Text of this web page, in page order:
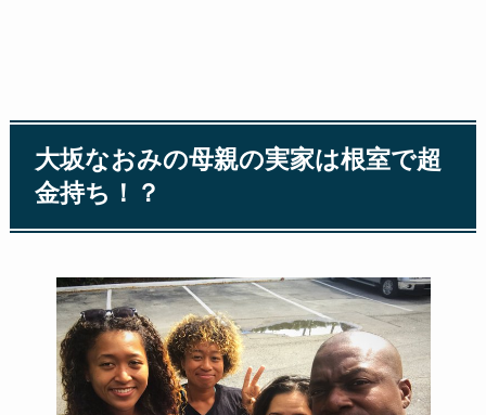
大坂なおみの母親の実家は根室で超
金持ち！？